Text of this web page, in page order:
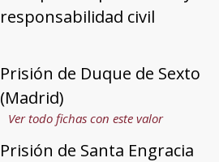
responsabilidad civil
Prisión de Duque de Sexto
(Madrid)
Ver todo fichas con este valor
Prisión de Santa Engracia